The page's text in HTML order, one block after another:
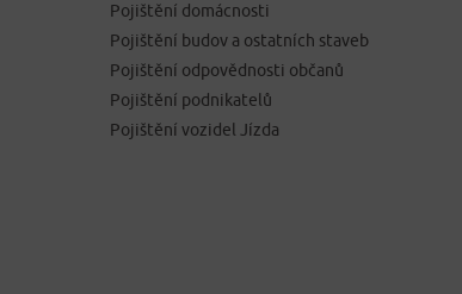
Pojištění domácnosti
Pojištění budov a ostatních staveb
Pojištění odpovědnosti občanů
Pojištění podnikatelů
Pojištění vozidel Jízda